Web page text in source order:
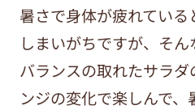
暑さで身体が疲れてい
しまいがちですが、そ
バランスの取れたサラ
ンジの変化で楽しんで